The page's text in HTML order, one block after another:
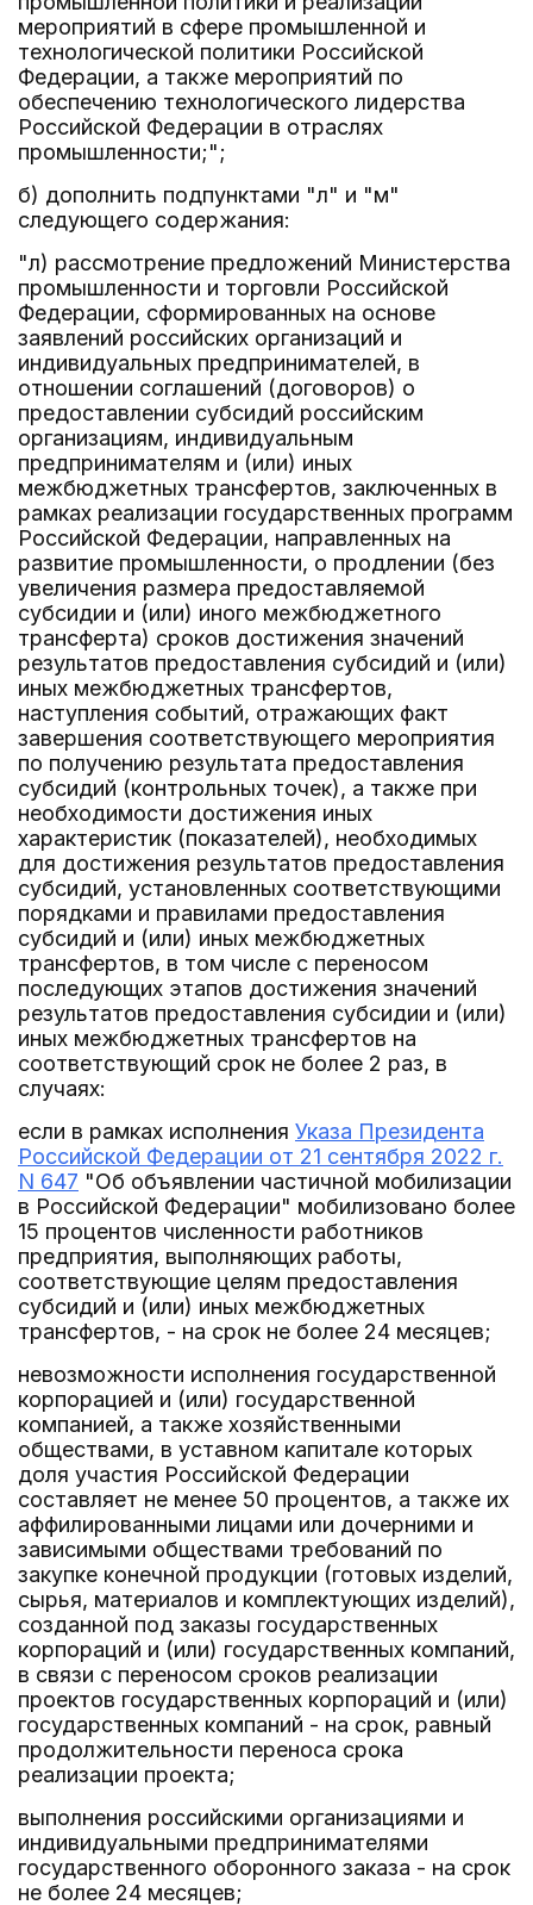
мероприятий в сфере промышленной и
технологической политики Российской
Федерации, а также мероприятий по
обеспечению технологического лидерства
Российской Федерации в отраслях
промышленности;";
б) дополнить подпунктами "л" и "м"
следующего содержания:
"л) рассмотрение предложений Министерства
промышленности и торговли Российской
Федерации, сформированных на основе
заявлений российских организаций и
индивидуальных предпринимателей, в
отношении соглашений (договоров) о
предоставлении субсидий российским
организациям, индивидуальным
предпринимателям и (или) иных
межбюджетных трансфертов, заключенных в
рамках реализации государственных программ
Российской Федерации, направленных на
развитие промышленности, о продлении (без
увеличения размера предоставляемой
субсидии и (или) иного межбюджетного
трансферта) сроков достижения значений
результатов предоставления субсидий и (или)
иных межбюджетных трансфертов,
наступления событий, отражающих факт
завершения соответствующего мероприятия
по получению результата предоставления
субсидий (контрольных точек), а также при
необходимости достижения иных
характеристик (показателей), необходимых
для достижения результатов предоставления
субсидий, установленных соответствующими
порядками и правилами предоставления
субсидий и (или) иных межбюджетных
трансфертов, в том числе с переносом
последующих этапов достижения значений
результатов предоставления субсидии и (или)
иных межбюджетных трансфертов на
соответствующий срок не более 2 раз, в
случаях:
если в рамках исполнения Указа Президента
Российской Федерации от 21 сентября 2022 г.
N 647 "Об объявлении частичной мобилизации
в Российской Федерации" мобилизовано более
15 процентов численности работников
предприятия, выполняющих работы,
соответствующие целям предоставления
субсидий и (или) иных межбюджетных
трансфертов, - на срок не более 24 месяцев;
невозможности исполнения государственной
корпорацией и (или) государственной
компанией, а также хозяйственными
обществами, в уставном капитале которых
доля участия Российской Федерации
составляет не менее 50 процентов, а также их
аффилированными лицами или дочерними и
зависимыми обществами требований по
закупке конечной продукции (готовых изделий,
сырья, материалов и комплектующих изделий),
созданной под заказы государственных
корпораций и (или) государственных компаний,
в связи с переносом сроков реализации
проектов государственных корпораций и (или)
государственных компаний - на срок, равный
продолжительности переноса срока
реализации проекта;
выполнения российскими организациями и
индивидуальными предпринимателями
государственного оборонного заказа - на срок
не более 24 месяцев;